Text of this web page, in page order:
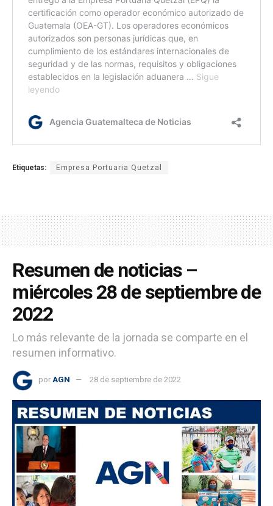
Etiquetas: Empresa Portuaria Quetzal
Resumen de noticias –
miércoles 28 de septiembre de
2022
Lo más relevante de la jornada se comparte en el
resumen informativo.
por AGN 28 de septiembre de 2022